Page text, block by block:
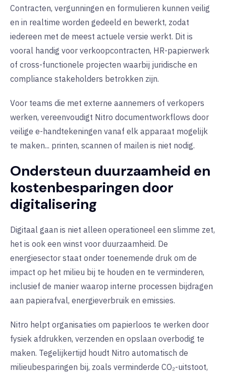
Contracten, vergunningen en formulieren kunnen veilig
en in realtime worden gedeeld en bewerkt, zodat
iedereen met de meest actuele versie werkt. Dit is
vooral handig voor verkoopcontracten, HR-papierwerk
of cross-functionele projecten waarbij juridische en
compliance stakeholders betrokken zijn.
Voor teams die met externe aannemers of verkopers
werken, vereenvoudigt Nitro documentworkflows door
veilige e-handtekeningen vanaf elk apparaat mogelijk
te maken... printen, scannen of mailen is niet nodig.
Ondersteun duurzaamheid en
kostenbesparingen door
digitalisering
Digitaal gaan is niet alleen operationeel een slimme zet,
het is ook een winst voor duurzaamheid. De
energiesector staat onder toenemende druk om de
impact op het milieu bij te houden en te verminderen,
inclusief de manier waarop interne processen bijdragen
aan papierafval, energieverbruik en emissies.
Nitro helpt organisaties om papierloos te werken door
fysiek afdrukken, verzenden en opslaan overbodig te
maken. Tegelijkertijd houdt Nitro automatisch de
milieubesparingen bij, zoals verminderde CO₂-uitstoot,